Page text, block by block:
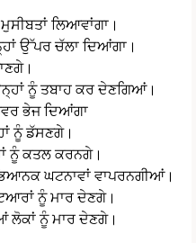
ਲਿਆਵਾਂਗਾ।
ਉੱਪਰ ਚੱਲਾ ਦਿਆਂਗਾ।
ਨੂੰ ਤਬਾਹ ਕਰ ਦੇਣਗਿਆਂ।
ਭੇਜ ਦਿਆਂਗਾ
ਨੂੰ ਡੱਸਣਗੇ।
ਨੂੰ ਕਤਲ ਕਰਨਗੇ।
ਘਟਨਾਵਾਂ ਵਾਪਰਨਗੀਆਂ।
ਨੂੰ ਮਾਰ ਦੇਣਗੇ।
ਨੂੰ ਮਾਰ ਦੇਣਗੇ।